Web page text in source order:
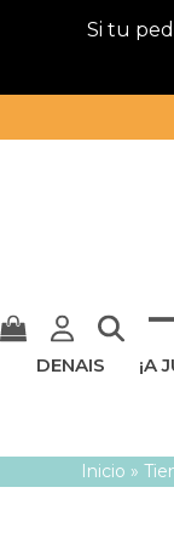
Si tu
DENAIS ¡A
Inicio »